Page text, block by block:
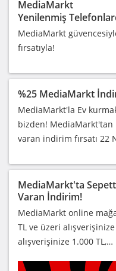
MediaMarkt
Yenilenmiş
MediaMarkt
fırsatıyla!
%25 MediaMarkt
MediaMarkt'la Ev
bizden! MediaMarkt'tan
varan indirim fırsatı 22
MediaMarkt'ta
Varan İndirim!
MediaMarkt online
TL ve üzeri
alışverişinize 1.000 TL,…